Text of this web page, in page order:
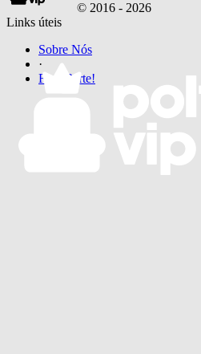
© 2016 - 2026
Links úteis
Sobre Nós
·
Faça Parte!